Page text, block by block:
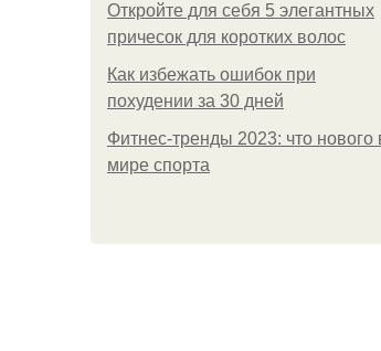
Откройте для себя 5 элегантных
причесок для коротких волос
Как избежать ошибок при
похудении за 30 дней
Фитнес-тренды 2023: что нового
мире спорта